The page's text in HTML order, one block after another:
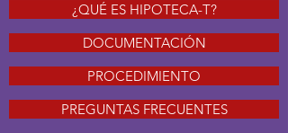
¿QUÉ ES HIPOTECA-T?
DOCUMENTACIÓN
PROCEDIMIENTO
PREGUNTAS FRECUENTES